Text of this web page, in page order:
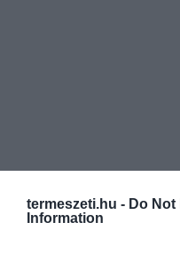
termeszeti.hu - Do Not
Information